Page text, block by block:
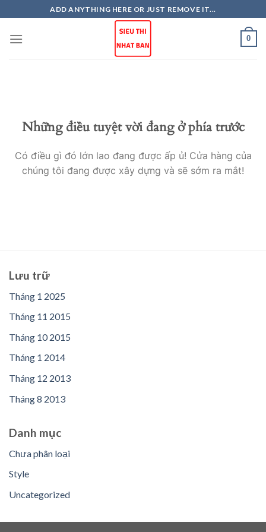
to
content
ADD ANYTHING HERE OR JUST REMOVE IT...
0
Những điều tuyệt vời đang ở phía trước
Có điều gì đó lớn lao đang được ấp ủ! Cửa hàng của
chúng tôi đang được xây dựng và sẽ sớm ra mắt!
Lưu trữ
Tháng 1 2025
Tháng 11 2015
Tháng 10 2015
Tháng 1 2014
Tháng 12 2013
Tháng 8 2013
Danh mục
Chưa phân loại
Style
Uncategorized